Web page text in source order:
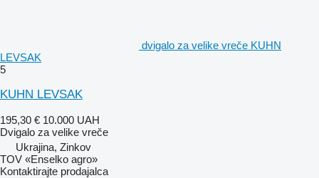
dvigalo za velike vreče KUHN
LEVSAK
5
KUHN LEVSAK
195,30 € 10.000 UAH
Dvigalo za velike vreče
Ukrajina, Zinkov
TOV «Enselko agro»
Kontaktirajte prodajalca